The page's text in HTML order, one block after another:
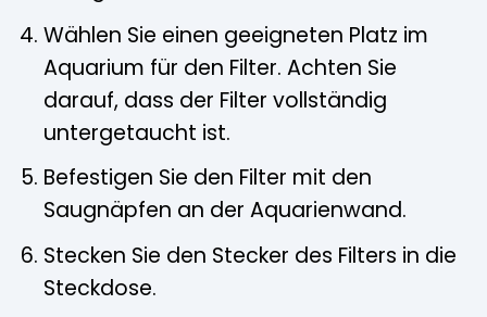
Wählen Sie einen geeigneten Platz im
Aquarium für den Filter. Achten Sie
darauf, dass der Filter vollständig
untergetaucht ist.
Befestigen Sie den Filter mit den
Saugnäpfen an der Aquarienwand.
Stecken Sie den Stecker des Filters in die
Steckdose.